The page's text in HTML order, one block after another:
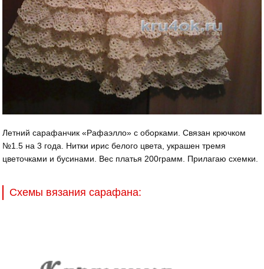
Летний сарафанчик «Рафаэлло» с оборками. Связан крючком
№1.5 на 3 года. Нитки ирис белого цвета, украшен тремя
цветочками и бусинами. Вес платья 200грамм. Прилагаю схемки.
Схемы вязания сарафана: